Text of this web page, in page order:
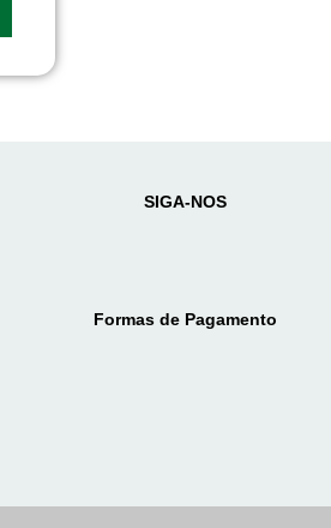
SIGA-NOS
Formas de Pagamento